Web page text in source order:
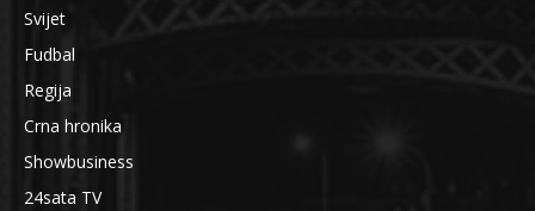
Svijet
Fudbal
Regija
Crna hronika
Showbusiness
24sata TV